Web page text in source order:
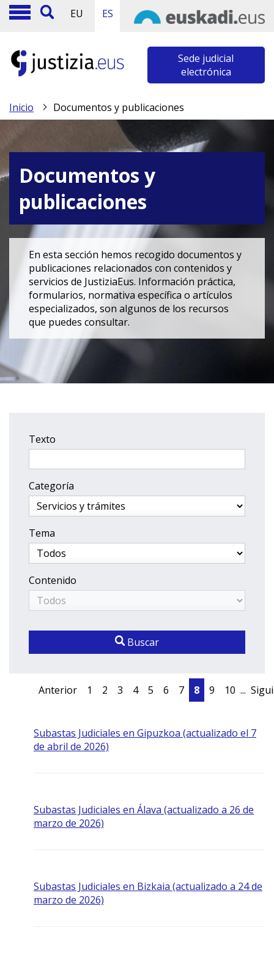
EU ES
Sede judicial
electrónica
Inicio Documentos y publicaciones
Documentos y
publicaciones
En esta sección hemos recogido documentos y
publicaciones relacionados con contenidos y
servicios de JustiziaEus. Información práctica,
formularios, normativa específica o artículos
especializados, son algunos de los recursos
que puedes consultar.
Texto
Categoría
Tema
Contenido
Buscar
Anterior 1 2 3 4 5 6 7 8 9 10 ...
Subastas Judiciales en Gipuzkoa (actualizado el 7
de abril de 2026)
Subastas Judiciales en Álava (actualizado a 26 de
marzo de 2026)
Subastas Judiciales en Bizkaia (actualizado a 24 de
marzo de 2026)